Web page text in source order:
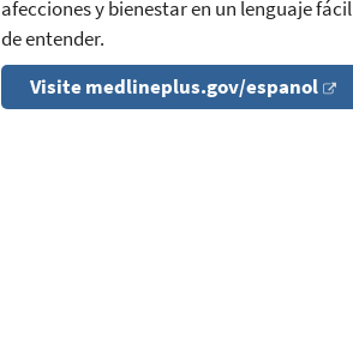
afecciones y bienestar en un lenguaje fácil
de entender.
Visite medlineplus.gov/espanol